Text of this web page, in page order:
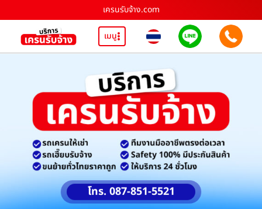
เครนรับจ้าง.com
เมนู
โทร. 087-851-5521